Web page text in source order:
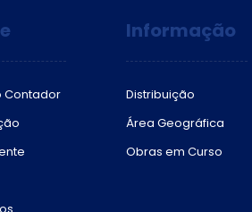
Contador
Informação
Distribuição
Área Geográfica
Obras em Curso